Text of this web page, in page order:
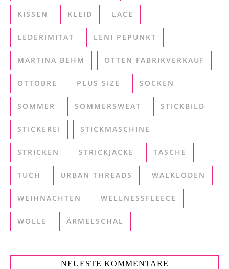
KISSEN KLEID LACE
LEDERIMITAT LENI PEPUNKT
MARTINA BEHM OTTEN FABRIKVERKAUF
OTTOBRE PLUS SIZE SOCKEN
SOMMER SOMMERSWEAT STICKBILD
STICKEREI STICKMASCHINE
STRICKEN STRICKJACKE TASCHE
TUCH URBAN THREADS WALKLODEN
WEIHNACHTEN WELLNESSFLEECE
WOLLE ÄRMELSCHAL
NEUESTE KOMMENTARE